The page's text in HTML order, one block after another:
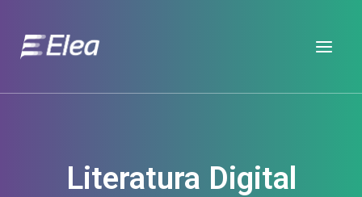
contenido
Literatura Digital